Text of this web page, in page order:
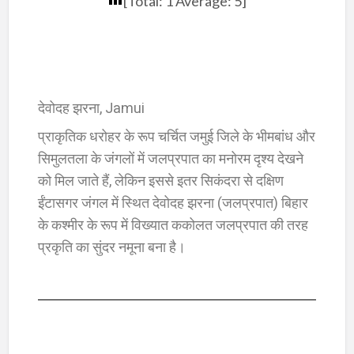
देवोदह झरना, Jamui
प्राकृतिक धरोहर के रूप चर्चित जमुई जिले के भीमबांध और
सिमुलतला के जंगलों में जलप्रपात का मनोरम दृश्य देखने
को मिल जाते हैं, लेकिन इससे इतर सिकंदरा से दक्षिण
ईंटासगर जंगल में स्थित देवोदह झरना (जलप्रपात) बिहार
के कश्मीर के रूप में विख्यात ककोलत जलप्रपात की तरह
प्रकृति का सुंदर नमूना बना है।